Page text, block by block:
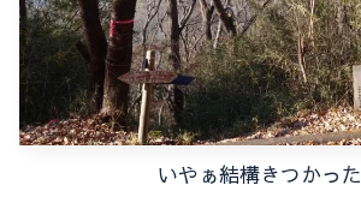
いやぁ結構きつかっ